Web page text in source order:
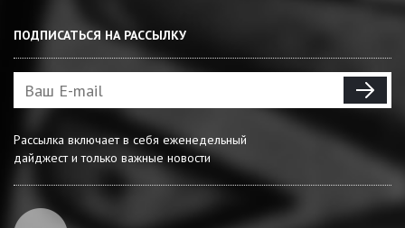
ПОДПИСАТЬСЯ НА РАССЫЛКУ
Рассылка включает в себя еженедельный
дайджест и только важные новости